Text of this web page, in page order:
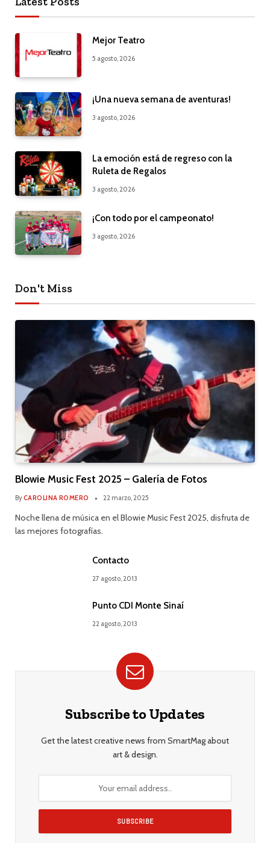
Mejor Teatro
5 agosto, 2026
¡Una nueva semana de aventuras!
3 agosto, 2026
La emoción está de regreso con la
Ruleta de Regalos
3 agosto, 2026
¡Con todo por el campeonato!
3 agosto, 2026
Don't Miss
Blowie Music Fest 2025 – Galería de Fotos
ByCAROLINA ROMERO 22 marzo, 2025
Noche llena de música en el Blowie Music Fest 2025, disfruta de
las mejores fotografías.
Contacto
27 agosto, 2013
Punto CDI Monte Sinaí
22 agosto, 2013
Subscribe to Updates
Get the latest creative news from SmartMag about
art & design.